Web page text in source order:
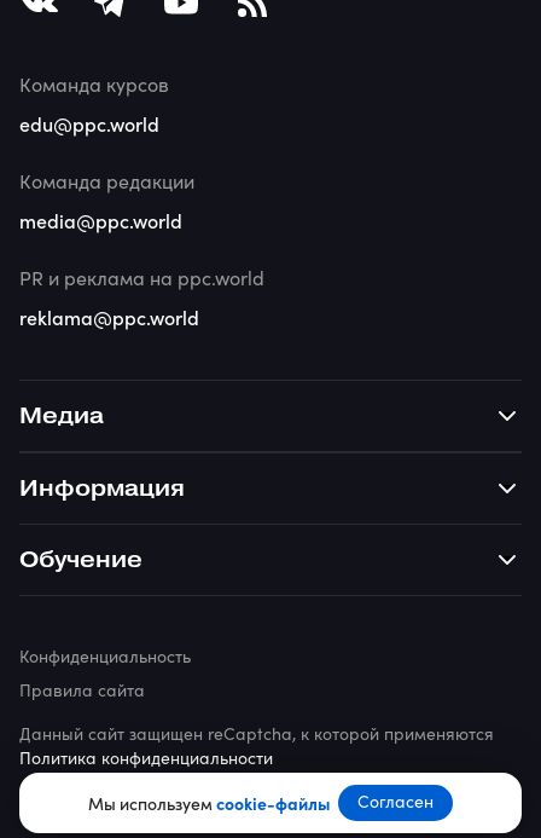
Мы используемcookie-файлы Согласен
Медиа
Информация
Обучение
Команда курсов
edu@ppc.world
Команда редакции
media@ppc.world
PR и реклама на ppc.world
reklama@ppc.world
© 2026 ppc.world
Данный сайт защищен reCaptcha, к которой применяются
Политика конфиденциальности
Конфиденциальность
Правила сайта